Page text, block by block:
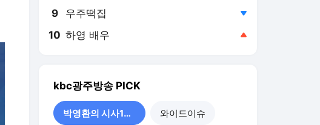
9 우주떡집
10 하영 배우
kbc광주방송 PICK
박영환의 시사1번지 와이드이슈